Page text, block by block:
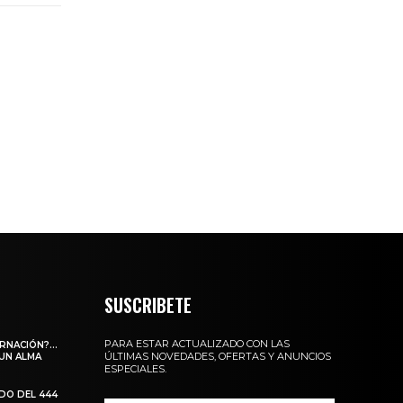
ALMA
DEL 444
SUSCRIBETE
PARA ESTAR ACTUALIZADO CON LAS
ÚLTIMAS NOVEDADES, OFERTAS Y ANUNCIOS
ESPECIALES.